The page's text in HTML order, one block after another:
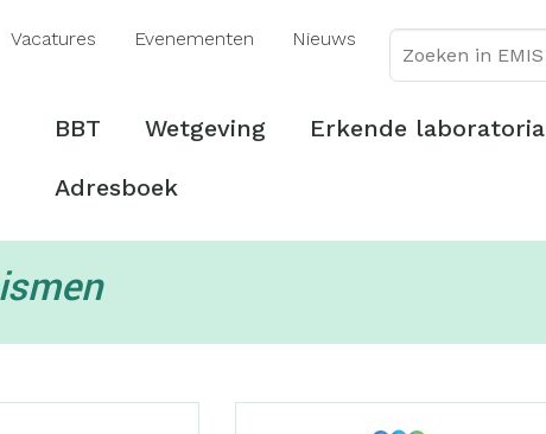
inhoud
Vacatures Evenementen Nieuws
Hoofdmenu
BBT Wetgeving Erkende laboratoria
Adresboek